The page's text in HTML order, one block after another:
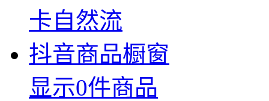
卡自然流
抖音商品橱窗
显示0件商品